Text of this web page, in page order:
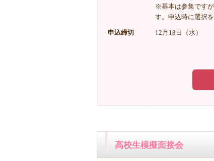
※基本は参集です
す。申込時に選択
申込締切 12月18日（水）
高校生模擬面接会